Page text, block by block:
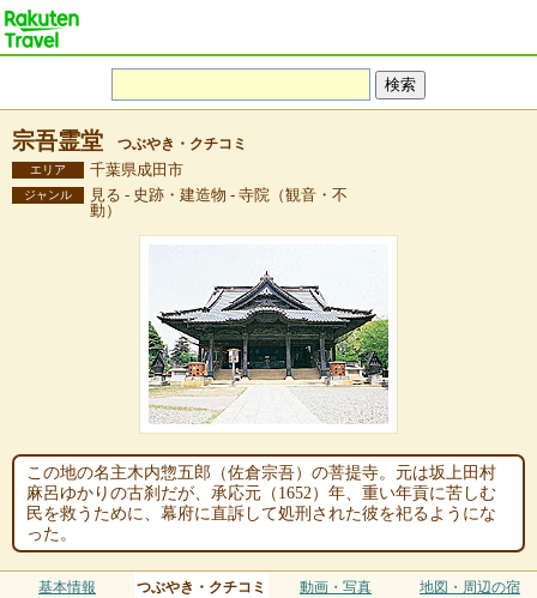
宗吾霊堂 つぶやき・クチコミ
エリア 千葉県成田市
ジャンル
見る - 史跡・建造物 - 寺院（観音・不
動）
この地の名主木内惣五郎（佐倉宗吾）の菩提寺。元は坂上田村
麻呂ゆかりの古刹だが、承応元（1652）年、重い年貢に苦しむ
民を救うために、幕府に直訴して処刑された彼を祀るようにな
った。
基本情報 つぶやき・クチコミ 動画・写真 地図・周辺の宿